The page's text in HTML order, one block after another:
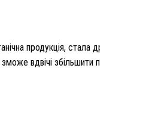
продукція, стала другою в
вдвічі збільшити площу